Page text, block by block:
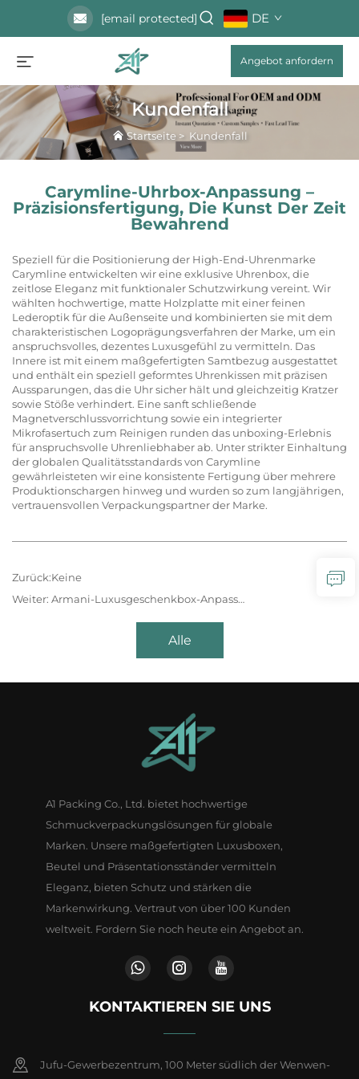
[email protected] DE
Angebot anfordern
Kundenfall
Startseite > Kundenfall
Carymline-Uhrbox-Anpassung –
Präzisionsfertigung, Die Kunst Der Zeit
Bewahrend
Speziell für die Positionierung der High-End-Uhrenmarke
Carymline entwickelten wir eine exklusive Uhrenbox, die
zeitlose Eleganz mit funktionaler Schutzwirkung vereint. Wir
wählten hochwertige, matte Holzplatte mit einer feinen
Lederoptik für die Außenseite und kombinierten sie mit dem
charakteristischen Logoprägungsverfahren der Marke, um ein
anspruchsvolles, dezentes Luxusgefühl zu vermitteln. Das
Innere ist mit einem maßgefertigten Samtbezug ausgestattet
und enthält ein speziell geformtes Uhrenkissen mit präzisen
Aussparungen, das die Uhr sicher hält und gleichzeitig Kratzer
sowie Stöße verhindert. Eine sanft schließende
Magnetverschlussvorrichtung sowie ein integrierter
Mikrofasertuch zum Reinigen runden das unboxing-Erlebnis
für anspruchsvolle Uhrenliebhaber ab. Unter strikter Einhaltung
der globalen Qualitätsstandards von Carymline
gewährleisteten wir eine konsistente Fertigung über mehrere
Produktionschargen hinweg und wurden so zum langjährigen,
vertrauensvollen Verpackungspartner der Marke.
Zurück:Keine
Weiter: Armani-Luxusgeschenkbox-Anpassung – Zeitlose Eleganz, geschaffen für ikonischen Stil
Alle
A1 Packing Co., Ltd. bietet hochwertige
Schmuckverpackungslösungen für globale
Marken. Unsere maßgefertigten Luxusboxen,
Beutel und Präsentationsständer vermitteln
Eleganz, bieten Schutz und stärken die
Markenwirkung. Vertraut von über 100 Kunden
weltweit. Fordern Sie noch heute ein Angebot an.
KONTAKTIEREN SIE UNS
Jufu-Gewerbezentrum, 100 Meter südlich der Wenwen-